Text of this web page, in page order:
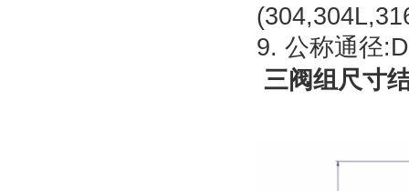
9. 公称通径
三阀组尺寸